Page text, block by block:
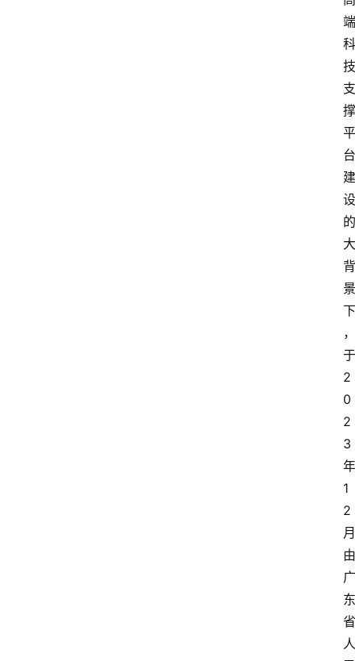
端
科
技
支
撑
平
台
建
设
的
大
背
景
下
，
于
2
0
2
3
年
1
2
月
由
广
东
省
人